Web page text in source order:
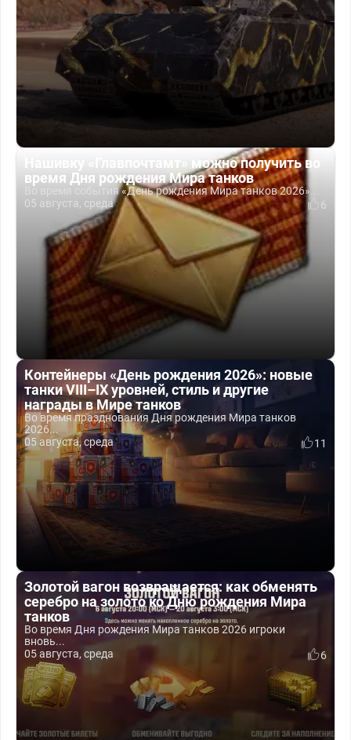
Нашивку «Главпочтамт» можно получить во
время Дня рождения Мира танков
Во время события «День рождения Мира танков 2026»...
05 августа, среда
6
Контейнеры «День рождения 2026»: новые
танки VIII–IX уровней, стиль и другие
награды в Мире танков
Во время празднования Дня рождения Мира танков
2026...
05 августа, среда
11
Золотой вагон возвращается: как обменять
серебро на золото ко Дню рождения Мира
танков
Во время Дня рождения Мира танков 2026 игроки
вновь...
05 августа, среда
6